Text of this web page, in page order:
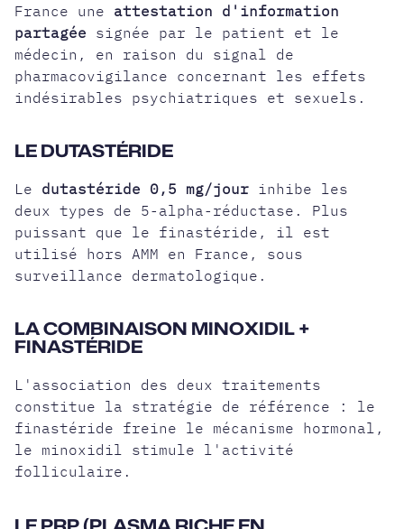
France une attestation d'information
partagée signée par le patient et le
médecin, en raison du signal de
pharmacovigilance concernant les effets
indésirables psychiatriques et sexuels.
LE DUTASTÉRIDE
Le dutastéride 0,5 mg/jour inhibe les
deux types de 5-alpha-réductase. Plus
puissant que le finastéride, il est
utilisé hors AMM en France, sous
surveillance dermatologique.
LA COMBINAISON MINOXIDIL +
FINASTÉRIDE
L'association des deux traitements
constitue la stratégie de référence : le
finastéride freine le mécanisme hormonal,
le minoxidil stimule l'activité
folliculaire.